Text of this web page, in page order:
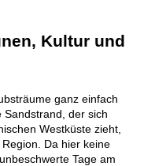
Kultur und
ganz einfach
Sandstrand, der sich
Westküste zieht,
Da hier keine
Tage am